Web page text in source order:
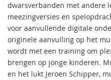
dwarsverbanden met andere
meezingversies en
voor aanvullende digitale
originele aanvulling op het
wordt met een training om
brengen op jonge kinderen.
en het lukt Jeroen Schipper,